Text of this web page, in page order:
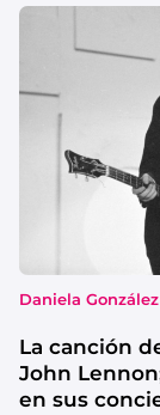
Daniela González
La canción
John
en sus